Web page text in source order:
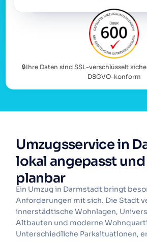
🔒Ihre Daten sind SSL-verschlüsselt
DSGVO-konform
Umzugsservice in
lokal angepasst
planbar
Ein Umzug in Darmstadt bringt
Anforderungen mit sich. Die Stadt
innerstädtische Wohnlagen,
Altbauten und moderne
Unterschiedliche Parksituationen,